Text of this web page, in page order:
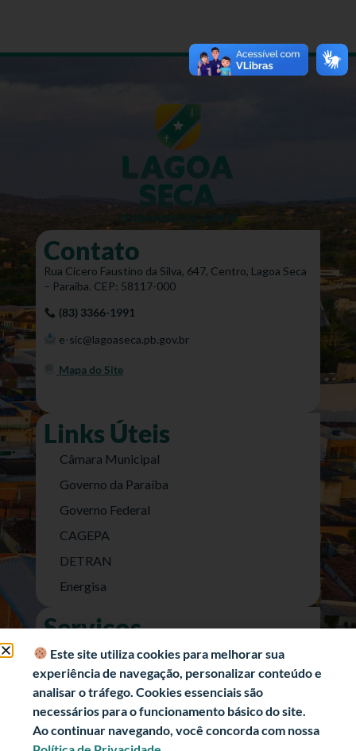
Contato
Rua Cícero Faustino da Silva, 647, Centro, Lagoa Seca
– Paraíba. CEP: 58117-000
(83) 3366-1991
e-sic@lagoaseca.pb.gov.br
Mapa do Site
Links Úteis
Câmara Municipal
Governo da Paraíba
Governo Federal
CAGEPA
DETRAN
Energisa
Serviços
Nota Fiscal Eletrônica
e-SIC (Acesso a Informação)
Transparência Fiscal
História
Este site utiliza cookies para melhorar sua
experiência de navegação, personalizar conteúdo e
analisar o tráfego. Cookies essenciais são
necessários para o funcionamento básico do site.
Ao continuar navegando, você concorda com nossa